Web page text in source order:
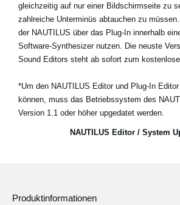
gleichzeitig auf nur einer Bildschirmseite zu
zahlreiche Unterminüs abtauchen zu
der NAUTILUS über das Plug-In innerhalb
Software-Synthesizer nutzen. Die neuste
Sound Editors steht ab sofort zum
*Um den NAUTILUS Editor und Plug-In
können, muss das Betriebssystem des
Version 1.1 oder höher upgedatet werden.
NAUTILUS Editor / System
Produktinformationen